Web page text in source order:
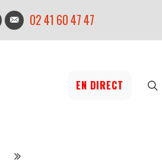
02 41 60 47 47
EN DIRECT